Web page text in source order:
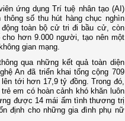
ứng dụng Trí tuệ nhân tạo (AI)
số thu hút hàng chục nghìn
toàn bộ cử tri đi bầu cử, còn
hơn 9.000 người, tạo nên một
gian mạng.
qua những kết quả toàn diện
An đã triển khai tổng cộng 709
tới hơn 17,9 tỷ đồng. Trong đó,
em có hoàn cảnh khó khăn luôn
được 14 mái ấm tình thương trị
định cho những gia đình phụ nữ